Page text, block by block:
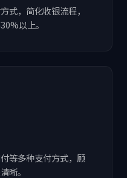
式，简化收银流程，
以上。
等多种支付方式，顾
晰。